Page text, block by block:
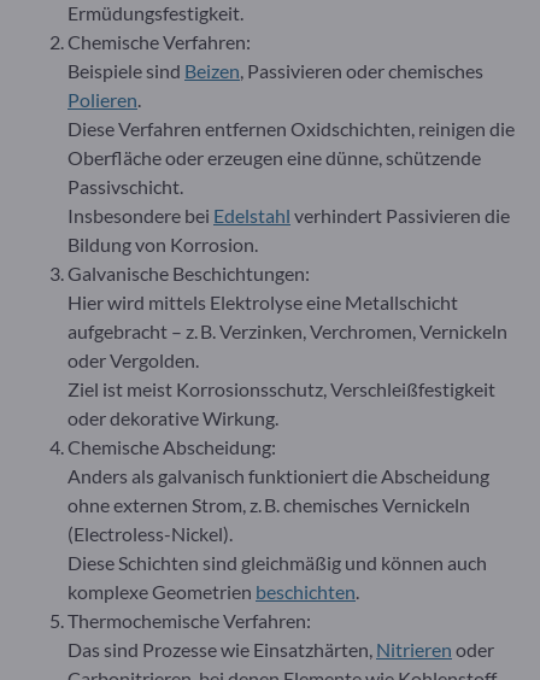
Ermüdungsfestigkeit.
Chemische Verfahren:
Beispiele sind Beizen, Passivieren oder chemisches
Polieren.
Diese Verfahren entfernen Oxidschichten, reinigen die
Oberfläche oder erzeugen eine dünne, schützende
Passivschicht.
Insbesondere bei Edelstahl verhindert Passivieren die
Bildung von Korrosion.
Galvanische Beschichtungen:
Hier wird mittels Elektrolyse eine Metallschicht
aufgebracht – z. B. Verzinken, Verchromen, Vernickeln
oder Vergolden.
Ziel ist meist Korrosionsschutz, Verschleißfestigkeit
oder dekorative Wirkung.
Chemische Abscheidung:
Anders als galvanisch funktioniert die Abscheidung
ohne externen Strom, z. B. chemisches Vernickeln
(Electroless-Nickel).
Diese Schichten sind gleichmäßig und können auch
komplexe Geometrien beschichten.
Thermochemische Verfahren:
Das sind Prozesse wie Einsatzhärten, Nitrieren oder